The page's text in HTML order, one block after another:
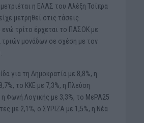
η ΕΛΑΣ του Αλέξη Τσίπρα
μετρηθεί στις τάσεις
ενώ τρίτο έρχεται το ΠΑΣΟΚ με
τριών μονάδων σε σχέση με τον
για τη Δημοκρατία με 8,8%, η
το ΚΚΕ με 7,3%, η Πλεύση
η Φωνή Λογικής με 3,3%, το ΜεΡΑ25
με 2,1%, ο ΣΥΡΙΖΑ με 1,5%, η Νέα